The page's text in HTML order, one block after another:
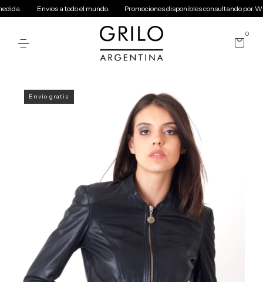
Envios a todo el mundo. Promociones disponibles consultando por
0
Envío gratis